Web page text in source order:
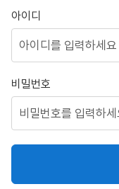
접
수
센
로그인
아이디
비밀번호